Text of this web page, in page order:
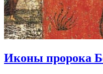
Иконы пророка